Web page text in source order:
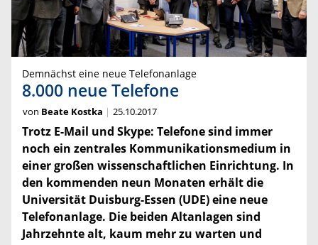
Demnächst eine neue Telefonanlage
8.000 neue Telefone
von Beate Kostka 25.10.2017
Trotz E-Mail und Skype: Telefone sind immer
noch ein zentrales Kommunikationsmedium in
einer großen wissenschaftlichen Einrichtung. In
den kommenden neun Monaten erhält die
Universität Duisburg-Essen (UDE) eine neue
Telefonanlage. Die beiden Altanlagen sind
Jahrzehnte alt, kaum mehr zu warten und